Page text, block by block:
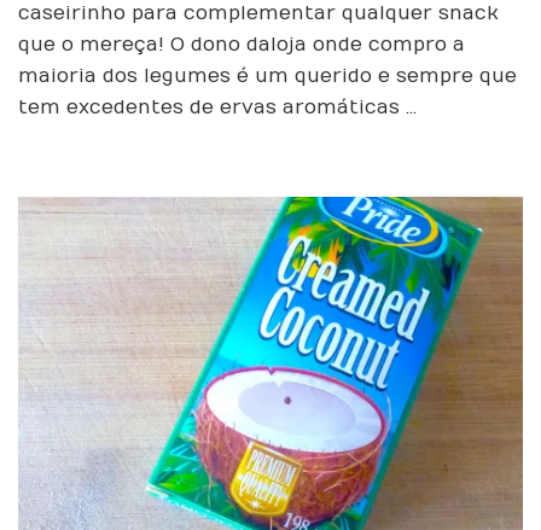
–
dois
molhos
irresistíveis
caseirinho para complementar qualquer snack
que o mereça! O dono da loja onde compro a
maioria dos legumes é um querido e sempre que
tem excedentes de ervas aromáticas …